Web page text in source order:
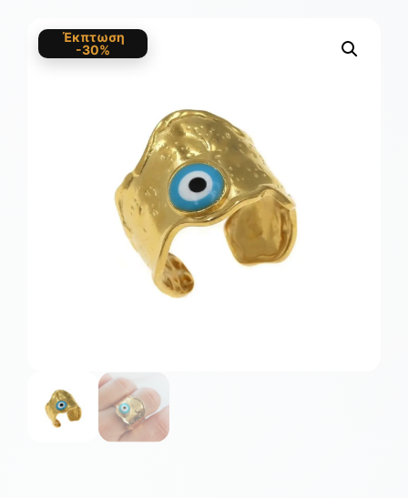
Έκπτωση
-30%